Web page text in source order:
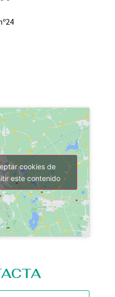
cookies de
este contenido